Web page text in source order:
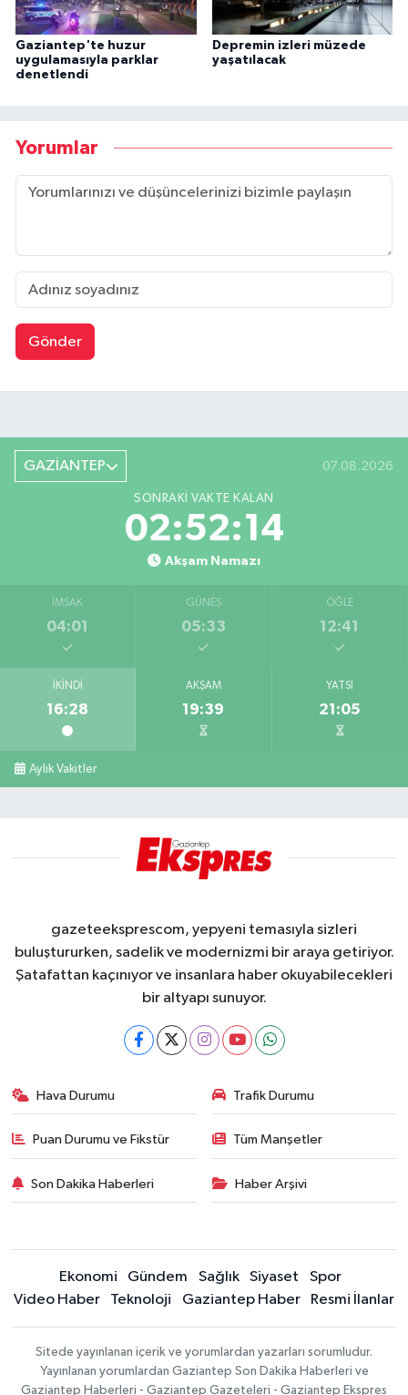
Gaziantep'te huzur
uygulamasıyla parklar
denetlendi
Depremin izleri müzede
yaşatılacak
Yorumlar
Gönder
GAZİANTEP 07.08.2026
SONRAKI VAKTE KALAN
02:52:14
Akşam Namazı
İMSAK
04:01
GÜNEŞ
05:33
ÖĞLE
12:41
İKINDI
16:28
AKŞAM
19:39
YATSI
21:05
Aylık Vakitler
gazeteeksprescom, yepyeni temasıyla sizleri
buluştururken, sadelik ve modernizmi bir araya getiriyor.
Şatafattan kaçınıyor ve insanlara haber okuyabilecekleri
bir altyapı sunuyor.
Hava Durumu Trafik Durumu
Puan Durumu ve Fikstür Tüm Manşetler
Son Dakika Haberleri Haber Arşivi
Ekonomi Gündem Sağlık Siyaset
Spor
Video Haber
Teknoloji Gaziantep Haber Resmi İlanlar
Sitede yayınlanan içerik ve yorumlardan yazarları sorumludur.
Yayınlanan yorumlardan Gaziantep Son Dakika Haberleri ve
Gaziantep Haberleri - Gaziantep Gazeteleri - Gaziantep Ekspres